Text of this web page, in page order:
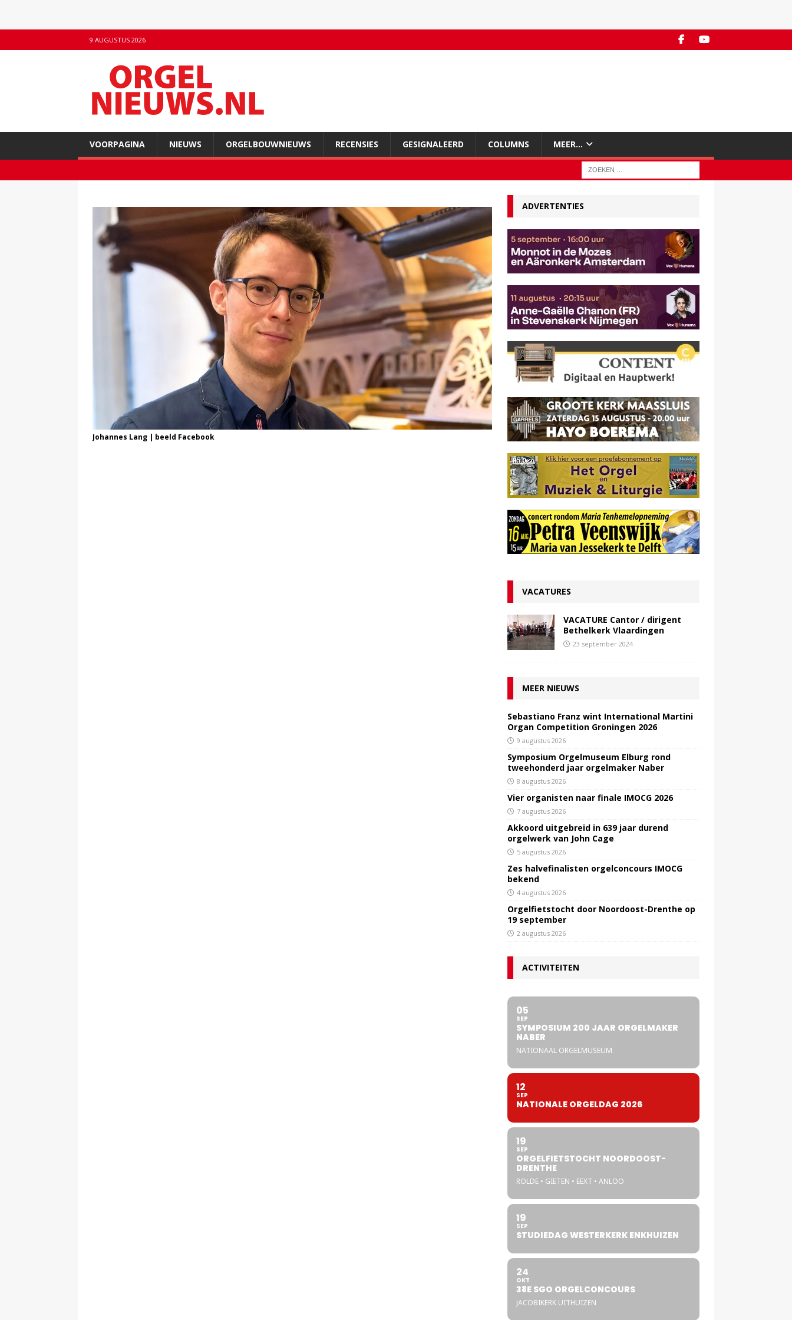
9 AUGUSTUS 2026
VOORPAGINA NIEUWS ORGELBOUWNIEUWS RECENSIES GESIGNALEERD COLUMNS MEER…
Johannes Lang | beeld Facebook
ADVERTENTIES
VACATURES
VACATURE Cantor / dirigent
Bethelkerk Vlaardingen
23 september 2024
MEER NIEUWS
Sebastiano Franz wint International Martini
Organ Competition Groningen 2026
9 augustus 2026
Symposium Orgelmuseum Elburg rond
tweehonderd jaar orgelmaker Naber
8 augustus 2026
Vier organisten naar finale IMOCG 2026
7 augustus 2026
Akkoord uitgebreid in 639 jaar durend
orgelwerk van John Cage
5 augustus 2026
Zes halvefinalisten orgelconcours IMOCG
bekend
4 augustus 2026
Orgelfietstocht door Noordoost-Drenthe op
19 september
2 augustus 2026
ACTIVITEITEN
05
SEP
SYMPOSIUM 200 JAAR ORGELMAKER
NABER
NATIONAAL ORGELMUSEUM
12
SEP
NATIONALE ORGELDAG 2026
19
SEP
ORGELFIETSTOCHT NOORDOOST-
DRENTHE
ROLDE • GIETEN • EEXT • ANLOO
19
SEP
STUDIEDAG WESTERKERK ENKHUIZEN
24
OKT
38E SGO ORGELCONCOURS
JACOBIKERK UITHUIZEN